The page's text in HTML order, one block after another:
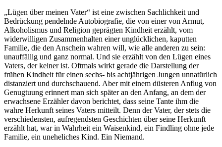
„Lügen über meinen Vater“ ist eine zwischen Sachlichkeit und
Bedrückung pendelnde Autobiografie, die von einer von Armut,
Alkoholismus und Religion geprägten Kindheit erzählt, vom
widerwilligen Zusammenhalten einer unglücklichen, kaputten
Familie, die den Anschein wahren will, wie alle anderen zu sein:
unauffällig und ganz normal. Und sie erzählt von den Lügen eines
Vaters, der keiner ist. Oftmals wirkt gerade die Darstellung der
frühen Kindheit für einen sechs- bis achtjährigen Jungen unnatürlich
distanziert und durchschauend. Aber mit einem düsteren Anflug von
Genugtuung erinnert man sich später an den Anfang, an dem der
erwachsene Erzähler davon berichtet, dass seine Tante ihm die
wahre Herkunft seines Vaters mitteilt. Denn der Vater, der stets die
verschiedensten, aufregendsten Geschichten über seine Herkunft
erzählt hat, war in Wahrheit ein Waisenkind, ein Findling ohne jede
Familie, ein uneheliches Kind. Ein Niemand.